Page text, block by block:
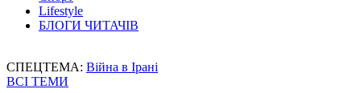
Lifestyle
БЛОГИ ЧИТАЧІВ
СПЕЦТЕМА: Війна в Ірані
ВСІ ТЕМИ